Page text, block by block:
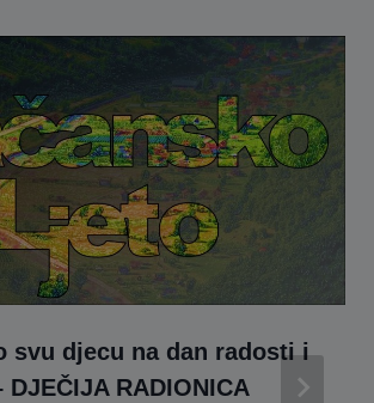
svu djecu na dan radosti i
DJEČIJA RADIONICA